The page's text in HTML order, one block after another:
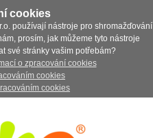
cookies
používají nástroje pro shromažďování
prosím, jak můžeme tyto nástroje
své stránky vašim potřebám?
o zpracování cookies
cookies
cookies